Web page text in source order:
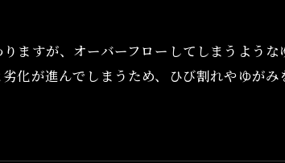
ますが、オーバーフローしてしまうよう
化が進んでしまうため、ひび割れやゆが